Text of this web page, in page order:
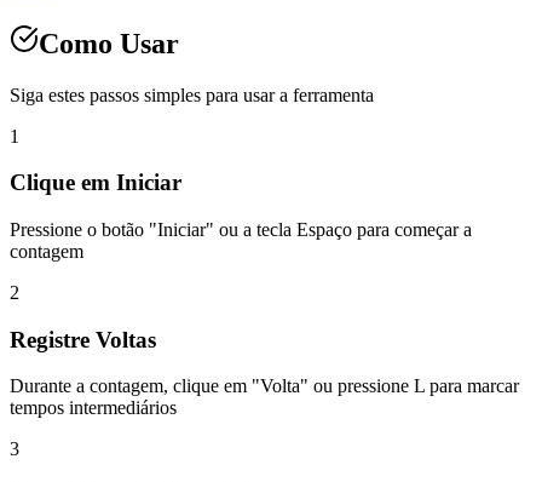
Como Usar
Siga estes passos simples para usar a ferramenta
1
Clique em Iniciar
Pressione o botão "Iniciar" ou a tecla Espaço para começar a
contagem
2
Registre Voltas
Durante a contagem, clique em "Volta" ou pressione L para marcar
tempos intermediários
3